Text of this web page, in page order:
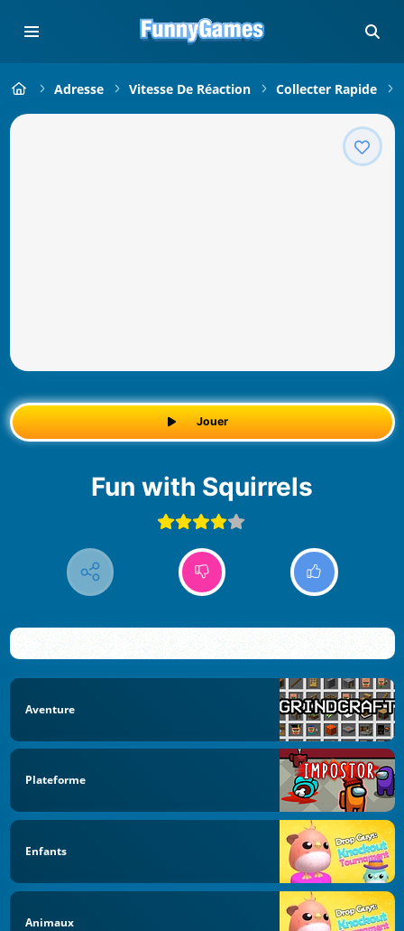
Adresse Vitesse De Réaction Collecter Rapide
Jouer
Fun with Squirrels
Aventure
Plateforme
Enfants
Animaux